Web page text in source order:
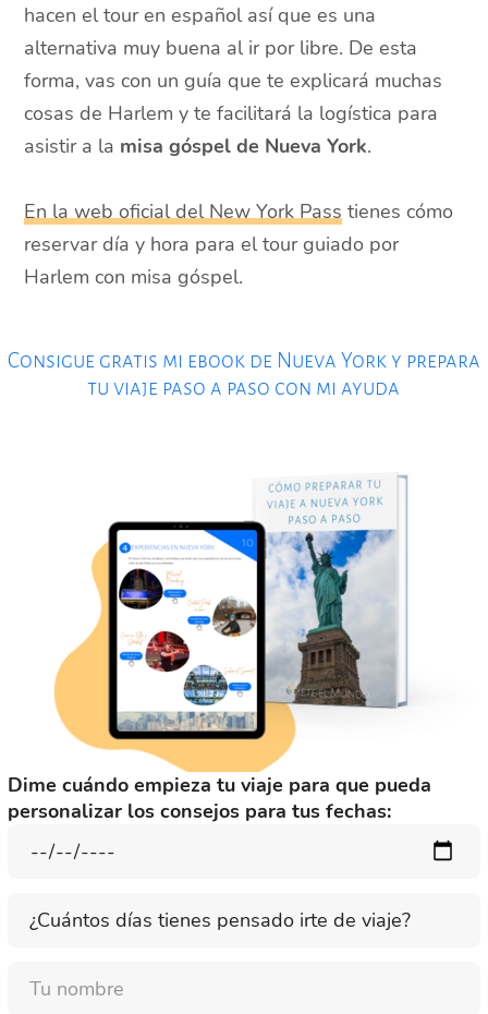
hacen el tour en español así que es una
alternativa muy buena al ir por libre. De esta
forma, vas con un guía que te explicará muchas
cosas de Harlem y te facilitará la logística para
asistir a la misa góspel de Nueva York.
En la web oficial del New York Pass tienes cómo
reservar día y hora para el tour guiado por
Harlem con misa góspel.
Consigue gratis mi ebook de Nueva York y prepara
tu viaje paso a paso con mi ayuda
Dime cuándo empieza tu viaje para que pueda
personalizar los consejos para tus fechas:
¿Cuántos
días
pensado
Nombre